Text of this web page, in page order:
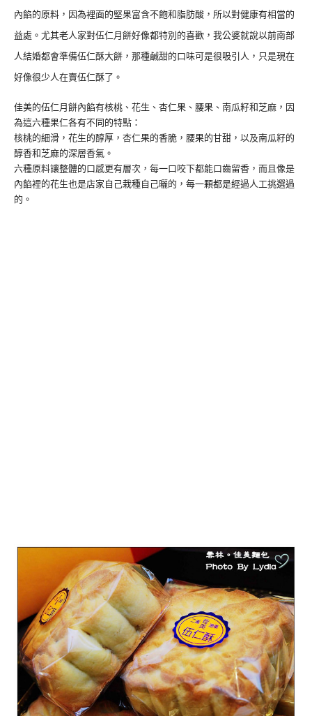
內餡的原料，因為裡面的堅果富含不飽和脂肪酸，所以對健康有相當的
益處。尤其老人家對伍仁月餅好像都特別的喜歡，我公婆就說以前南部
人結婚都會準備伍仁酥大餅，那種鹹甜的口味可是很吸引人，只是現在
好像很少人在賣伍仁酥了。
佳美的伍仁月餅內餡有核桃、花生、杏仁果、腰果、南瓜籽和芝麻，因
為這六種果仁各有不同的特點：
核桃的細滑，花生的醇厚，杏仁果的香脆，腰果的甘甜，以及南瓜籽的
醇香和芝麻的深層香氣。
六種原料讓整體的口感更有層次，每一口咬下都能口齒留香，而且像是
內餡裡的花生也是店家自己栽種自己曬的，每一顆都是經過人工挑選過
的。